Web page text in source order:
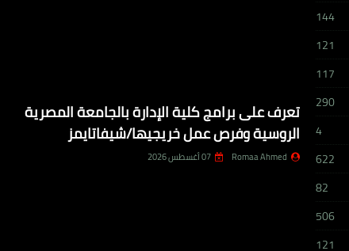
144
121
117
290
4
622
82
506
121
تعرف على برامج كلية الإدارة بالجامعة المصرية
الروسية وفرص عمل خريجيها/شيفاتايمز
Romaa Ahmed 07 أغسطس 2026